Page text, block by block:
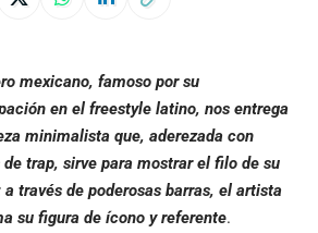
mexicano, famoso por su
en el freestyle latino, nos entrega
minimalista que, aderezada con
de trap, sirve para mostrar el filo de su
a través de poderosas barras, el artista
su figura de ícono y referente.